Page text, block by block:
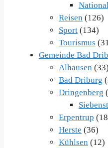
Reisen (126)
Sport (134)
Tourismus
Gemeinde Bad
Alhausen (33)
Bad Driburg
Dringenberg
Erpentrup
Herste (36)
Kühlsen (12)